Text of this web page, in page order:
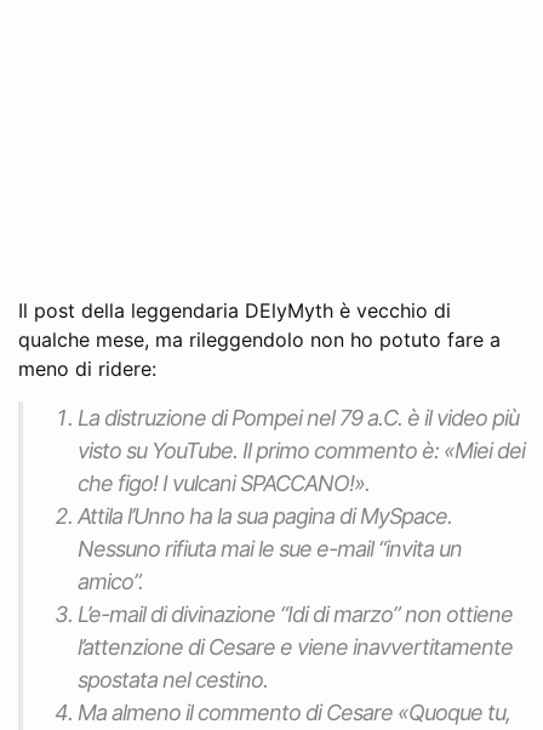
Il post della leggendaria DElyMyth è vecchio di
qualche mese, ma rileggendolo non ho potuto fare a
meno di ridere:
La distruzione di Pompei nel 79 a.C. è il video più
visto su YouTube. Il primo commento è: «Miei dei
che figo! I vulcani SPACCANO!».
Attila l’Unno ha la sua pagina di MySpace.
Nessuno rifiuta mai le sue e-mail “invita un
amico”.
L’e-mail di divinazione “Idi di marzo” non ottiene
l’attenzione di Cesare e viene inavvertitamente
spostata nel cestino.
Ma almeno il commento di Cesare «Quoque tu,